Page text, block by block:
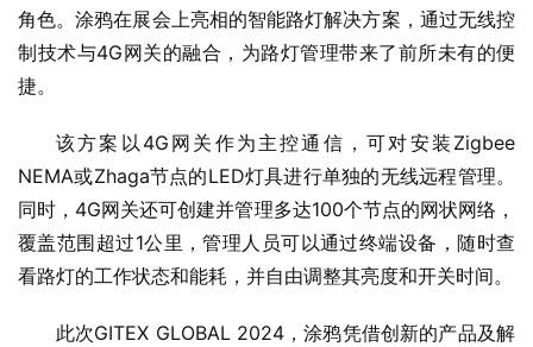
角色。涂鸦在展会上亮相的智能路灯解决方案，通过无线控
制技术与4G网关的融合，为路灯管理带来了前所未有的便
捷。
该方案以4G网关作为主控通信，可对安装Zigbee
NEMA或Zhaga节点的LED灯具进行单独的无线远程管理。
同时，4G网关还可创建并管理多达100个节点的网状网络，
覆盖范围超过1公里，管理人员可以通过终端设备，随时查
看路灯的工作状态和能耗，并自由调整其亮度和开关时间。
此次GITEX GLOBAL 2024，涂鸦凭借创新的产品及解